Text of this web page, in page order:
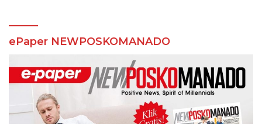
ePaper NEWPOSKOMANADO